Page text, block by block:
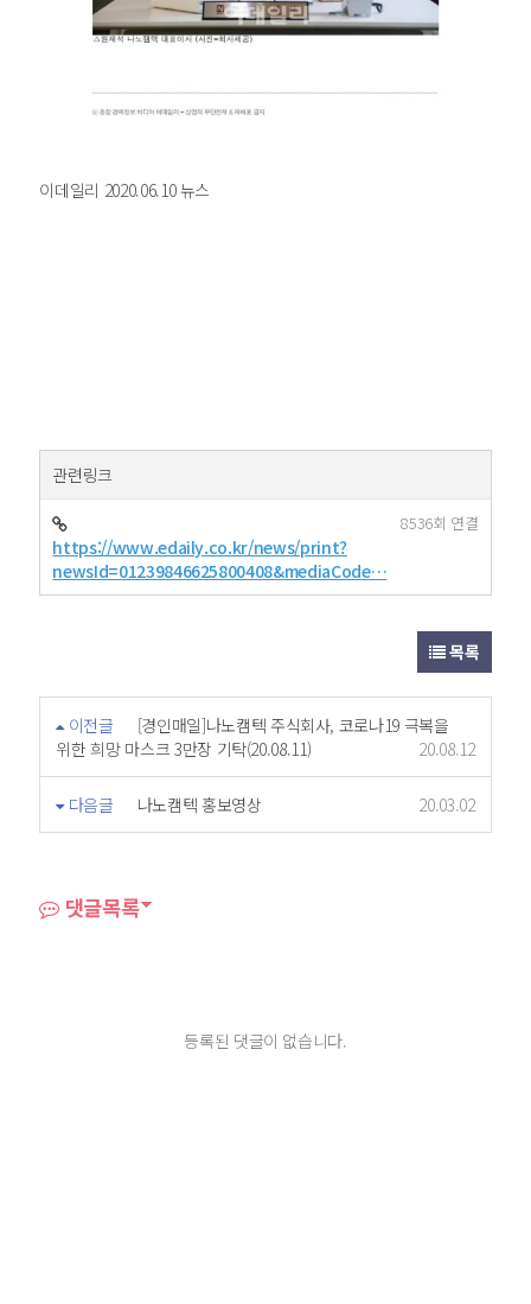
이데일리 2020.06.10 뉴스
관련링크
https://www.edaily.co.kr/news/print?
newsId=01239846625800408&mediaCode…
8536회 연결
목록
이전글
[경인매일]나노캠텍 주식회사, 코로나19 극복을
위한 희망 마스크 3만장 기탁(20.08.11)
20.08.12
다음글 나노캠텍 홍보영상 20.03.02
댓글목록
등록된 댓글이 없습니다.